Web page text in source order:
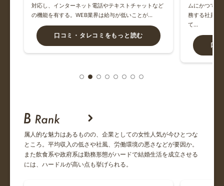
すね。
クニエ
データの子会社ではあるんだがデー子で括っていい企業では
が、実...
キーエンス
年収は下がってる？しっかりと学生時代からのハイスペ彼女
と結婚...
対応し、インターネット電話やテキストチャットなど
の機能を有する。WEB業界は給与が低いことが…
口コミ・タレコミをもっと読む
ムにかつての
務する社員も
て…
口
属人的な魅力はあるものの、企業としての女性人気が今ひとつな
ところ。平均収入の低さや社風、労働環境の悪さなどが要因か。
また飲食系や政府系は勤務形態がハードで結婚生活を成立させる
には、ハードルが高い点も挙げられる。